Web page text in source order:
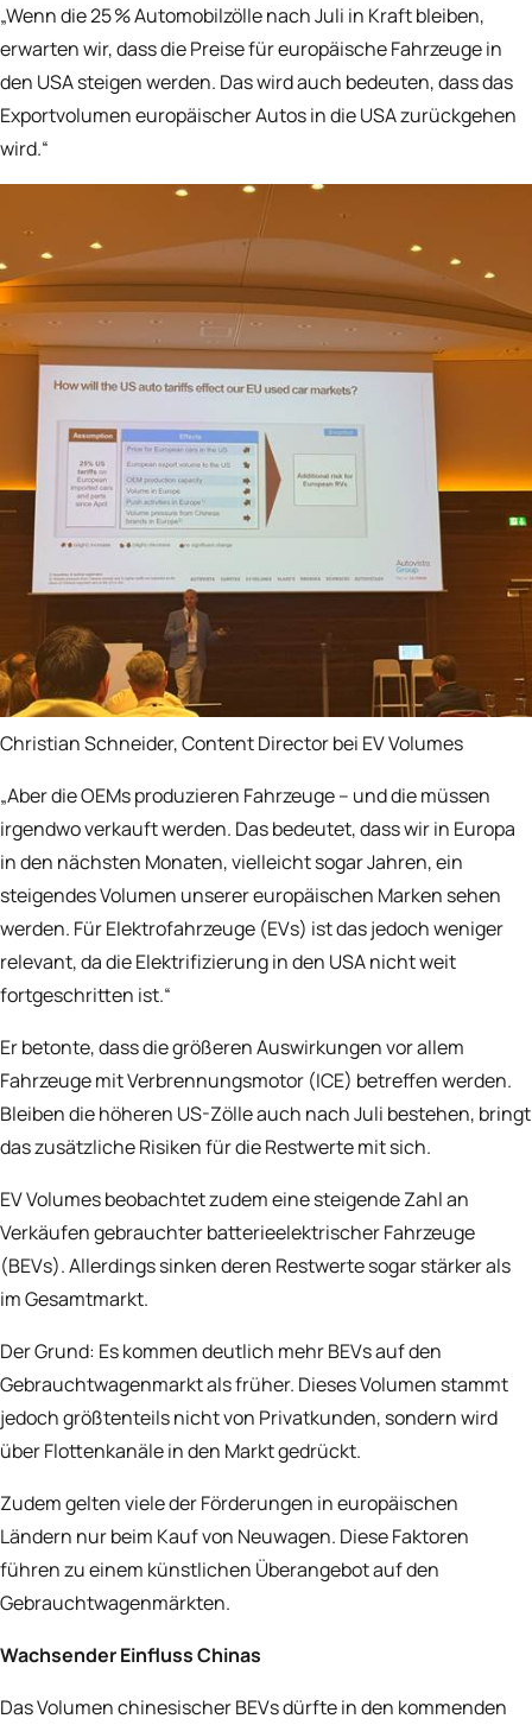
„Wenn die 25 % Automobilzölle nach Juli in Kraft bleiben,
erwarten wir, dass die Preise für europäische Fahrzeuge in
den USA steigen werden. Das wird auch bedeuten, dass das
Exportvolumen europäischer Autos in die USA zurückgehen
wird.“
Christian Schneider, Content Director bei EV Volumes
„Aber die OEMs produzieren Fahrzeuge – und die müssen
irgendwo verkauft werden. Das bedeutet, dass wir in Europa
in den nächsten Monaten, vielleicht sogar Jahren, ein
steigendes Volumen unserer europäischen Marken sehen
werden. Für Elektrofahrzeuge (EVs) ist das jedoch weniger
relevant, da die Elektrifizierung in den USA nicht weit
fortgeschritten ist.“
Er betonte, dass die größeren Auswirkungen vor allem
Fahrzeuge mit Verbrennungsmotor (ICE) betreffen werden.
Bleiben die höheren US-Zölle auch nach Juli bestehen, bringt
das zusätzliche Risiken für die Restwerte mit sich.
EV Volumes beobachtet zudem eine steigende Zahl an
Verkäufen gebrauchter batterieelektrischer Fahrzeuge
(BEVs). Allerdings sinken deren Restwerte sogar stärker als
im Gesamtmarkt.
Der Grund: Es kommen deutlich mehr BEVs auf den
Gebrauchtwagenmarkt als früher. Dieses Volumen stammt
jedoch größtenteils nicht von Privatkunden, sondern wird
über Flottenkanäle in den Markt gedrückt.
Zudem gelten viele der Förderungen in europäischen
Ländern nur beim Kauf von Neuwagen. Diese Faktoren
führen zu einem künstlichen Überangebot auf den
Gebrauchtwagenmärkten.
Wachsender Einfluss Chinas
Das Volumen chinesischer BEVs dürfte in den kommenden